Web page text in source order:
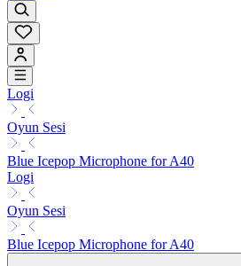
Logi
Oyun Sesi
Blue Icepop Microphone for A40
Logi
Oyun Sesi
Blue Icepop Microphone for A40